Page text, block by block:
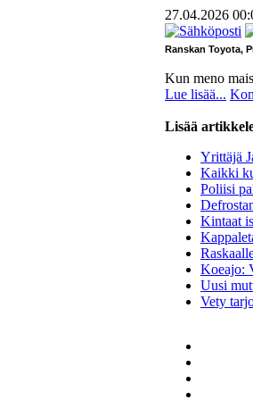
27.04.2026
Ranskan Toyota,
Kun meno
Lue lisää...
Lisää
Yrittäjä
Kaikki
Poliisi
Kintaat
Koeajo:
Uusi
Vety